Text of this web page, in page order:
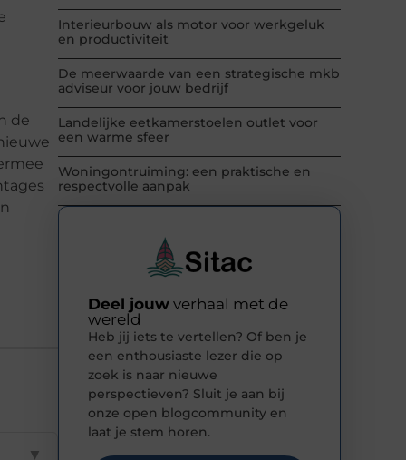
de
▼
Interieurbouw als motor voor werkgeluk
en productiviteit
De meerwaarde van een strategische mkb
adviseur voor jouw bedrijf
Landelijke eetkamerstoelen outlet voor
een warme sfeer
Woningontruiming: een praktische en
respectvolle aanpak
Deel jouw verhaal met de
wereld
Heb jij iets te vertellen? Of ben je
een enthousiaste lezer die op
zoek is naar nieuwe
perspectieven? Sluit je aan bij
onze open blogcommunity en
laat je stem horen.